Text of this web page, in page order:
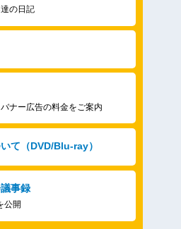
の日記
ナー広告の料金をご案内
て（DVD/Blu-ray）
事録
公開